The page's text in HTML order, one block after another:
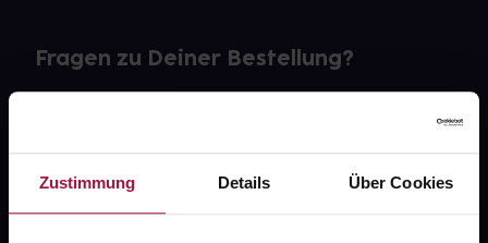
Zustimmung Details Über Cookies
Fragen zu Deiner Bestellung?